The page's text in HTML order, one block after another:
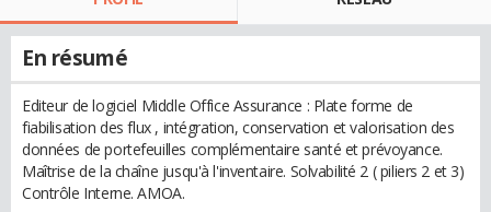
En résumé
Editeur de logiciel Middle Office Assurance : Plate forme de
fiabilisation des flux , intégration, conservation et valorisation des
données de portefeuilles complémentaire santé et prévoyance.
Maîtrise de la chaîne jusqu'à l'inventaire. Solvabilité 2 ( piliers 2 et 3)
Contrôle Interne. AMOA.